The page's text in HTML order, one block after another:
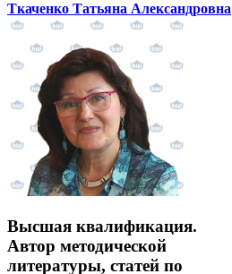
Ткаченко Татьяна Александровна
Высшая квалификация.
Автор методической
литературы, статей по